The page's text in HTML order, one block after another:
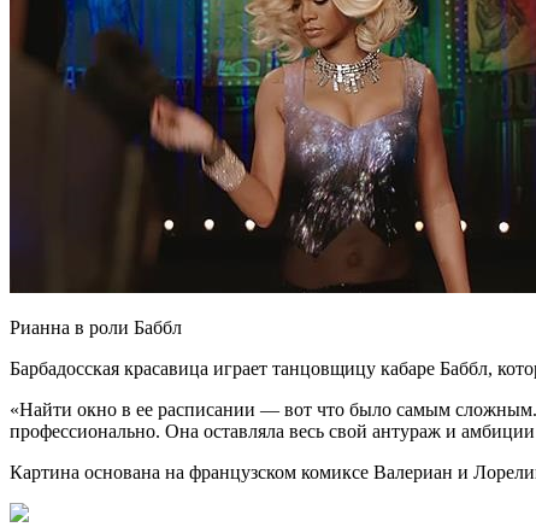
Рианна в роли Баббл
Барбадосская красавица играет танцовщицу кабаре Баббл,
«Найти окно в ее расписании — вот что было самым
профессионально. Она оставляла весь свой антураж и
Картина основана на французском комиксе Валериан и